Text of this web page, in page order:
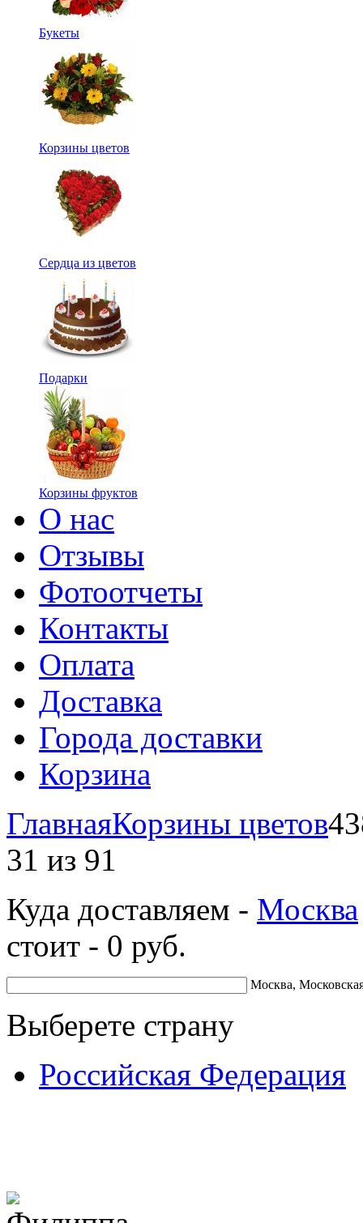
Букеты
Корзины цветов
Сердца из цветов
Подарки
Корзины фруктов
О нас
Отзывы
Фотоотчеты
Контакты
Оплата
Доставка
Города доставки
Корзина
ГлавнаяКорзины цветов
31 из 91
Куда доставляем - Москва
стоит - 0 руб.
Москва,
Выберете страну
Российская Федерация